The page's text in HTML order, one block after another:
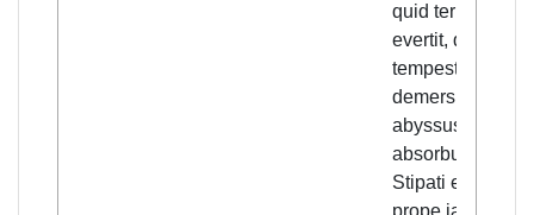
quid terre motus
evertit, que
tempestas
demersit, que
abyssus
absorbuit?
Stipati eramus,